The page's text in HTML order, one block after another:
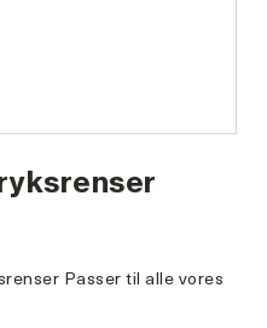
Passer til alle vores